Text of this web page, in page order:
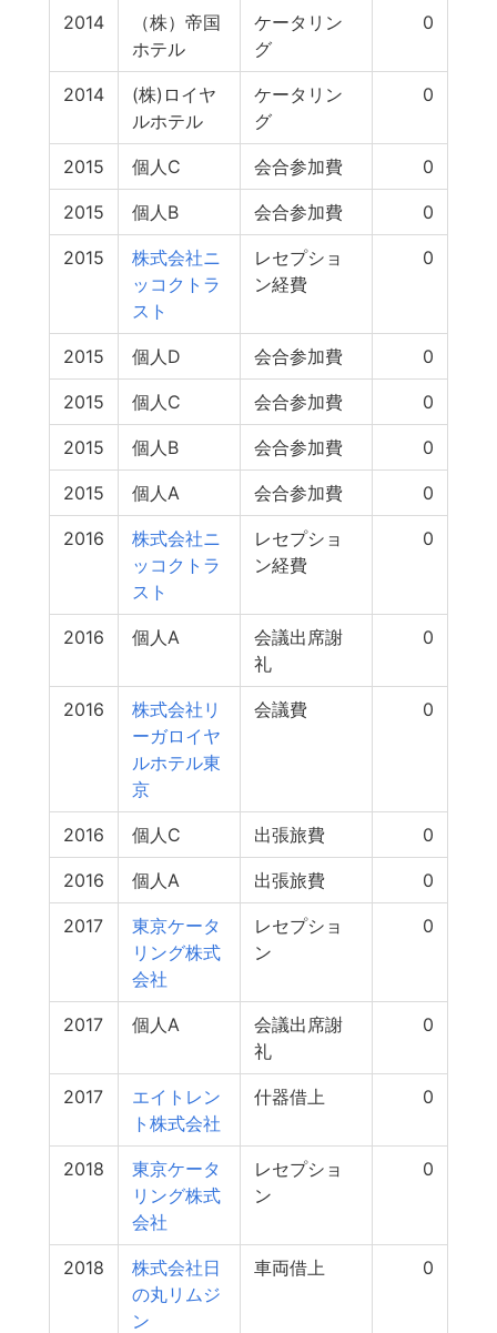
2014
（株）帝国
ホテル
ケータリン
グ
0
2014
(株)ロイヤ
ルホテル
ケータリン
グ
0
2015 個人C 会合参加費 0
2015 個人B 会合参加費 0
2015
株式会社ニ
ッコクトラ
スト
レセプショ
ン経費
0
2015 個人D 会合参加費 0
2015 個人C 会合参加費 0
2015 個人B 会合参加費 0
2015 個人A 会合参加費 0
2016
株式会社ニ
ッコクトラ
スト
レセプショ
ン経費
0
2016 個人A
会議出席謝
礼
0
2016
株式会社リ
ーガロイヤ
ルホテル東
京
会議費 0
2016 個人C 出張旅費 0
2016 個人A 出張旅費 0
2017
東京ケータ
リング株式
会社
レセプショ
ン
0
2017 個人A
会議出席謝
礼
0
2017
エイトレン
ト株式会社
什器借上 0
2018
東京ケータ
リング株式
会社
レセプショ
ン
0
2018
株式会社日
の丸リムジ
ン
車両借上 0